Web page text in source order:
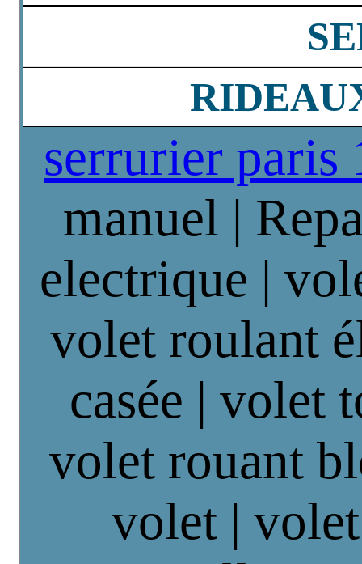
serrurier paris
manuel |
electrique |
volet roulant
casée | volet
volet rouant
volet |